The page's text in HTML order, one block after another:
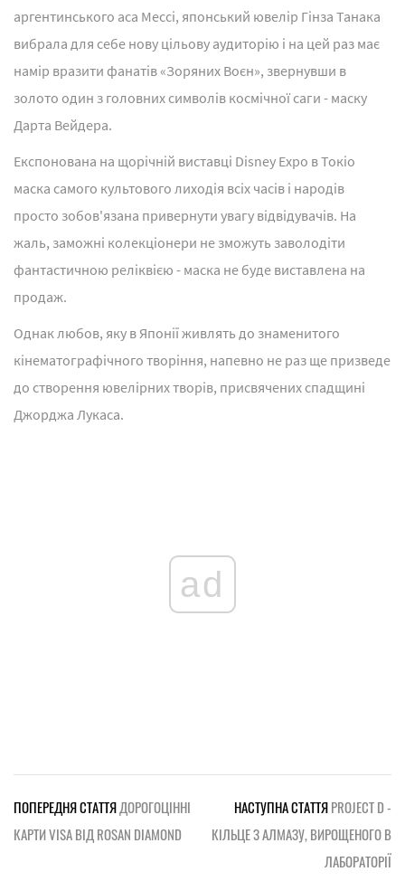
аргентинського аса Мессі, японський ювелір Гінза Танака
вибрала для себе нову цільову аудиторію і на цей раз має
намір вразити фанатів «Зоряних Воєн», звернувши в
золото один з головних символів космічної саги - маску
Дарта Вейдера.
Експонована на щорічній виставці Disney Expo в Токіо
маска самого культового лиходія всіх часів і народів
просто зобов'язана привернути увагу відвідувачів. На
жаль, заможні колекціонери не зможуть заволодіти
фантастичною реліквією - маска не буде виставлена на
продаж.
Однак любов, яку в Японії живлять до знаменитого
кінематографічного творіння, напевно не раз ще призведе
до створення ювелірних творів, присвячених спадщині
Джорджа Лукаса.
ad
ПОПЕРЕДНЯ СТАТТЯДОРОГОЦІННІ
КАРТИ VISA ВІД ROSAN DIAMOND
НАСТУПНА СТАТТЯPROJECT D -
КІЛЬЦЕ З АЛМАЗУ, ВИРОЩЕНОГО В
ЛАБОРАТОРІЇ